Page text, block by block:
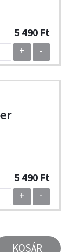
5 490 Ft
+
-
5 490 Ft
+
-
KOSÁR